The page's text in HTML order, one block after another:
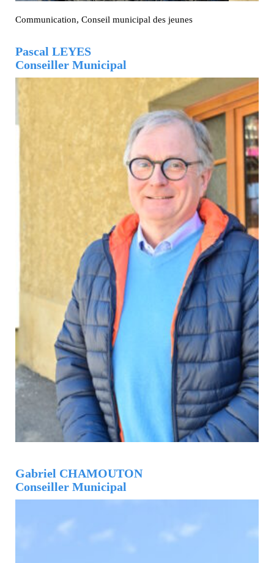
Communication, Conseil municipal des jeunes
Pascal LEYES
Conseiller Municipal
Gabriel CHAMOUTON
Conseiller Municipal